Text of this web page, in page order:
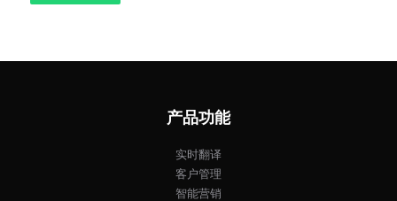
产品功能
实时翻译
客户管理
智能营销